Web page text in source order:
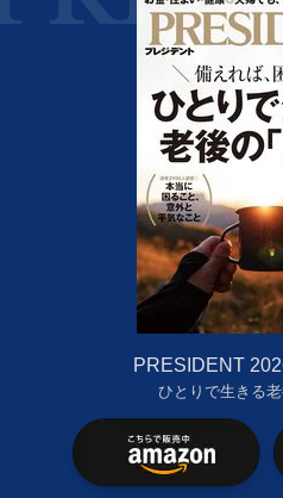
PRESIDENT
ひとりで生きる老